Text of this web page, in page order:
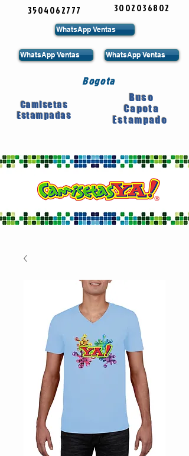
3504062777 3002036802
WhatsApp Ventas
WhatsApp Ventas WhatsApp Ventas
Bogota
Camisetas
Estampadas
Buso
Capota
Estampado